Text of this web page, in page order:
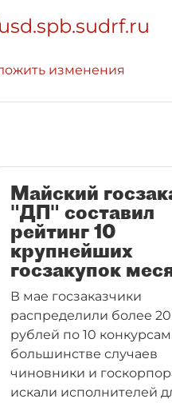
изменения
Майский
"ДП" составил
рейтинг 10
крупнейших
госзакупок
В мае госзаказчики
распределили более
рублей по 10
большинстве случаев
чиновники и
искали исполнителей